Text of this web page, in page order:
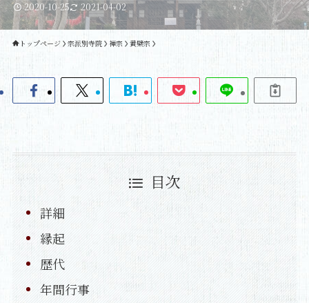
2020-10-25 2021-04-02
トップページ 宗派別寺院 禅宗 黄檗宗
目次
詳細
縁起
歴代
年間行事